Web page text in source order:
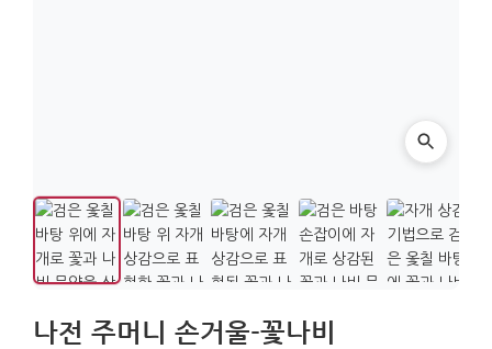
나전 주머니 손거울-꽃나비